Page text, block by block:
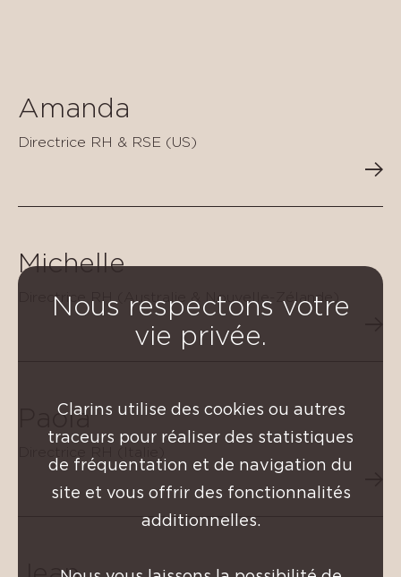
Amanda
Directrice RH & RSE (US)
Michelle
Directrice RH (Australie & Nouvelle-Zélande)
Paola
Nous respectons votre
vie privée.
Clarins utilise des cookies ou autres
traceurs pour réaliser des statistiques
de fréquentation et de navigation du
site et vous offrir des fonctionnalités
additionnelles.